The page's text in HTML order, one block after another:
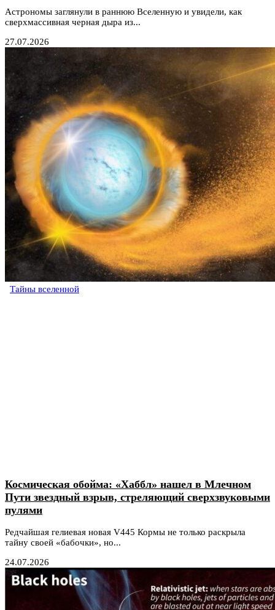
Астрономы заглянули в раннюю Вселенную и увидели, как
сверхмассивная черная дыра из...
27.07.2026
Тайны вселенной
Космическая обойма: «Хаббл» нашел в Млечном
Пути звездный взрыв, стреляющий сверхзвуковыми
пулями
Редчайшая гелиевая новая V445 Кормы не только раскрыла
тайну своей «бабочки», но...
24.07.2026